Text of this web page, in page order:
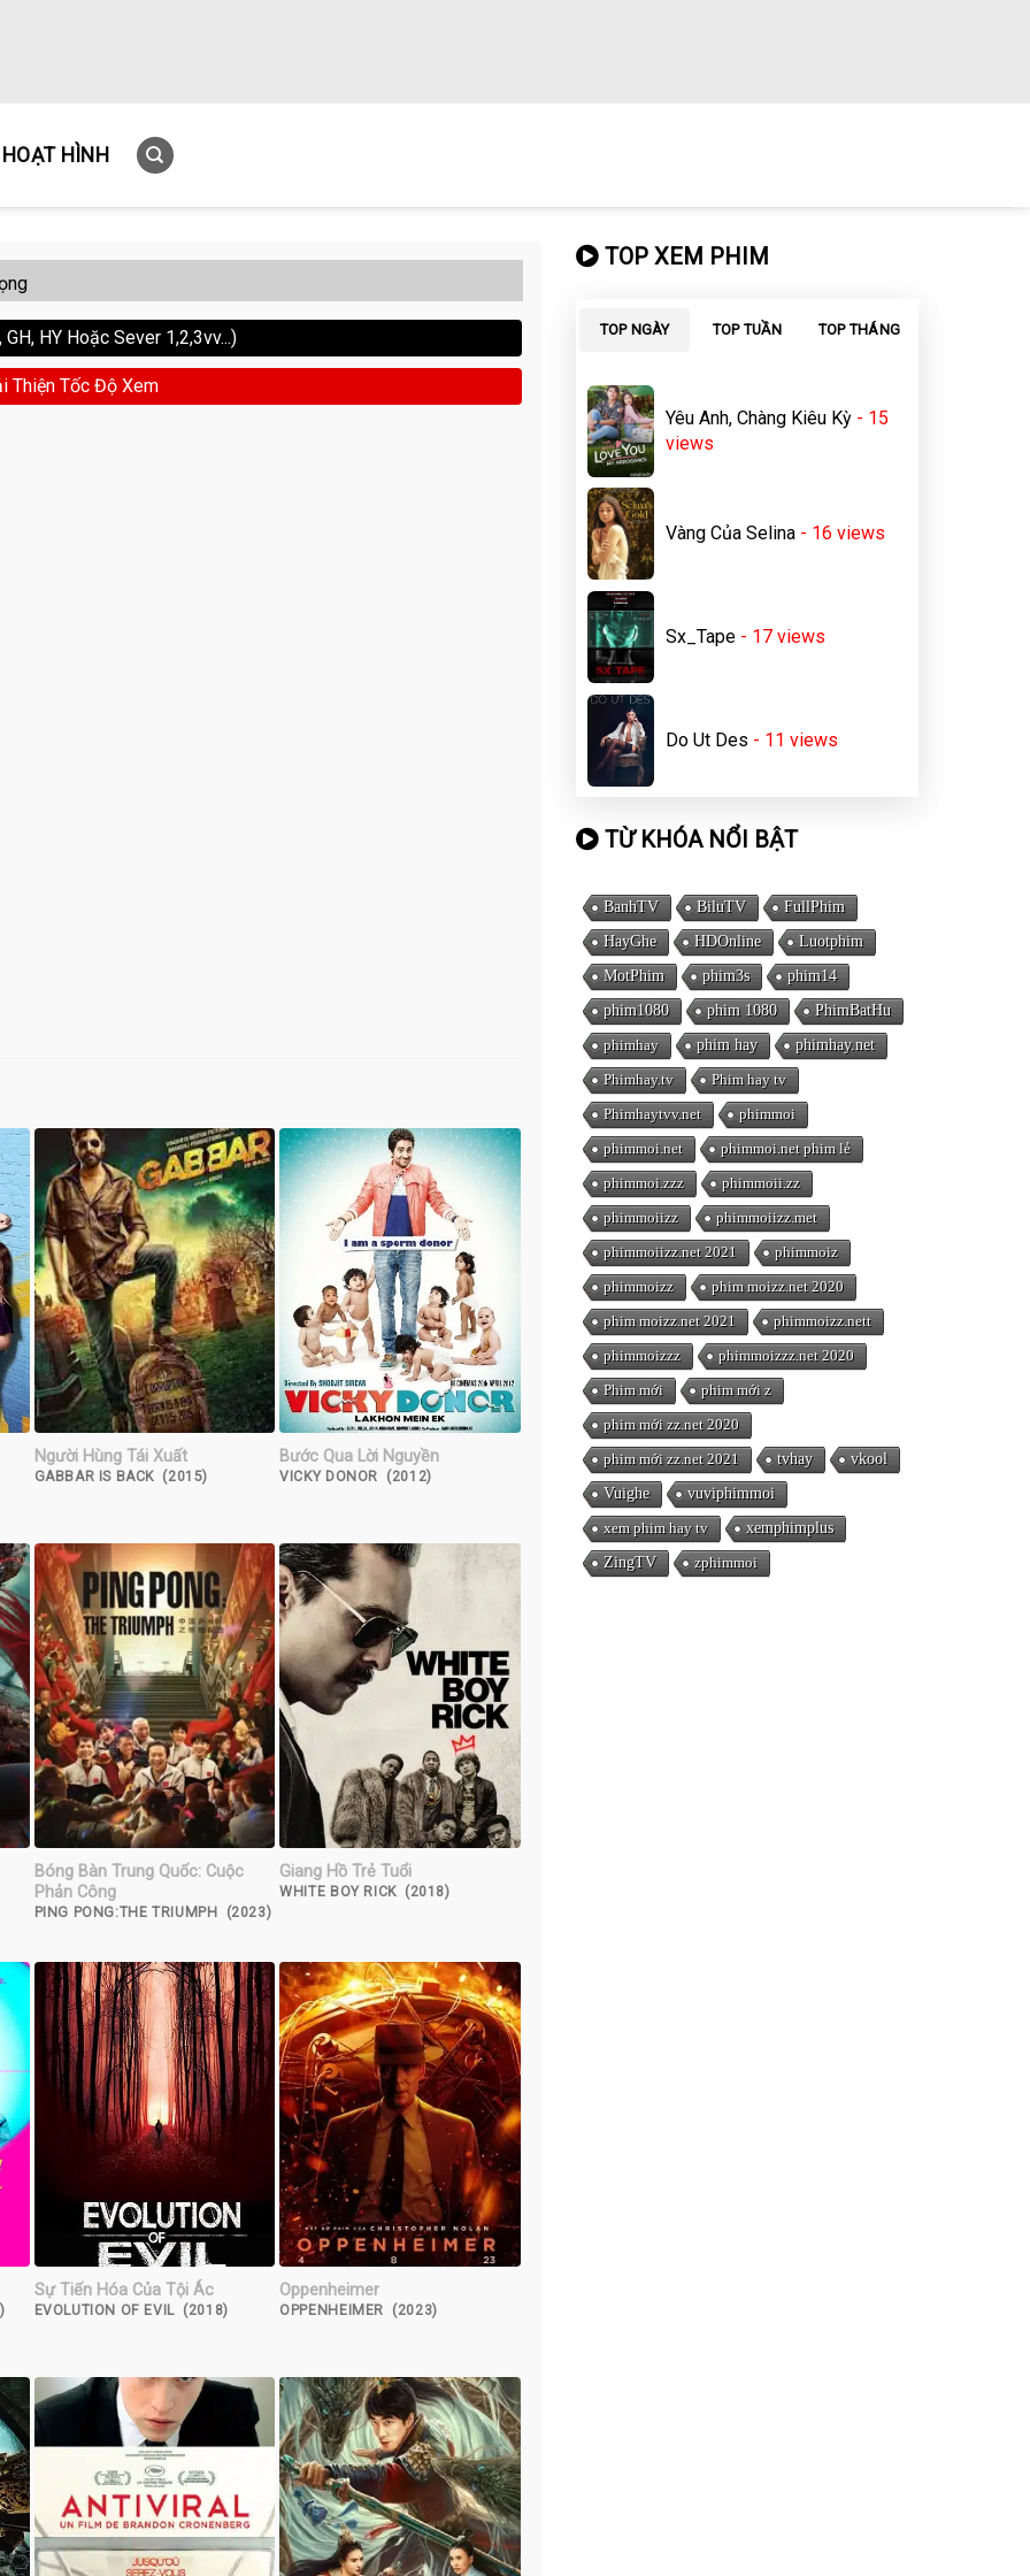
HOẠT HÌNH
HY Hoặc Sever 1,2,3vv...)
Thiện Tốc Độ Xem
Người Hùng Tái Xuất
GABBAR IS BACK (2015)
Bước Qua Lời Nguyền
VICKY DONOR (2012)
Bóng Bàn Trung Quốc: Cuộc
Phản Công
PING PONG:THE TRIUMPH (2023)
Giang Hồ Trẻ Tuổi
WHITE BOY RICK (2018)
Sự Tiến Hóa Của Tội Ác
EVOLUTION OF EVIL (2018)
Oppenheimer
OPPENHEIMER (2023)
TOP XEM PHIM
TOP NGÀY TOP TUẦN TOP THÁNG
Yêu Anh, Chàng Kiêu Kỳ - 15
views
Vàng Của Selina - 16 views
Sx_Tape - 17 views
Do Ut Des - 11 views
TỪ KHÓA NỔI BẬT
BanhTV BiluTV
FullPhim
HayGhe
HDOnline
Luotphim
MotPhim
phim3s
phim14
phim1080
phim 1080
PhimBatHu
phimhay
phim hay
phimhay.net
Phimhay.tv
Phim hay tv
Phimhaytvv.net
phimmoi
phimmoi.net
phimmoi.net phim lẻ
phimmoi.zzz
phimmoii.zz
phimmoiizz
phimmoiizz.met
phimmoiizz.net 2021
phimmoiz
phimmoizz
phim moizz.net 2020
phim moizz.net 2021
phimmoizz.nett
phimmoizzz
phimmoizzz.net 2020
Phim mới
phim mới z
phim mới zz.net 2020
phim mới zz.net 2021
tvhay
vkool
Vuighe
vuviphimmoi
xem phim hay tv
xemphimplus
ZingTV
zphimmoi